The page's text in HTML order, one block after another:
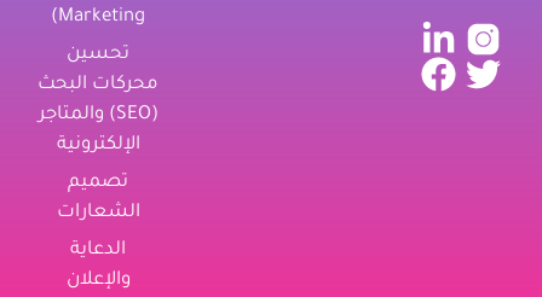
Marketing)
تحسين
محركات البحث
(SEO) والمتاجر
الإلكترونية
تصميم
الشعارات
الدعاية
والإعلان